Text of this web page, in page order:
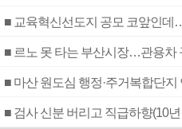
■ 교육혁신선도지 공모 코앞인데
■ 르노 못 타는 부산시장…관용차
■ 마산 원도심 행정·주거복합단지